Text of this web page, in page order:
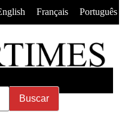
Français Português